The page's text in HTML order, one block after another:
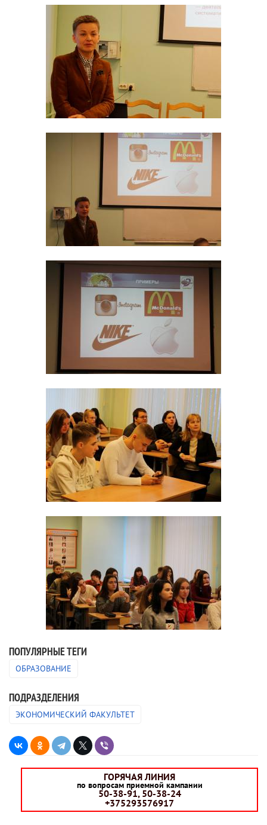
ПОПУЛЯРНЫЕ ТЕГИ
ОБРАЗОВАНИЕ
ПОДРАЗДЕЛЕНИЯ
ЭКОНОМИЧЕСКИЙ ФАКУЛЬТЕТ
ГОРЯЧАЯ ЛИНИЯ
по вопросам приемной кампании
50-38-91, 50-38-24
+375293576917